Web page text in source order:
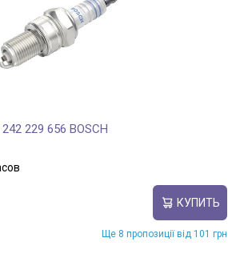
229 656 BOSCH
КУПИТЬ
Ще 8 пропозиції від 101 грн